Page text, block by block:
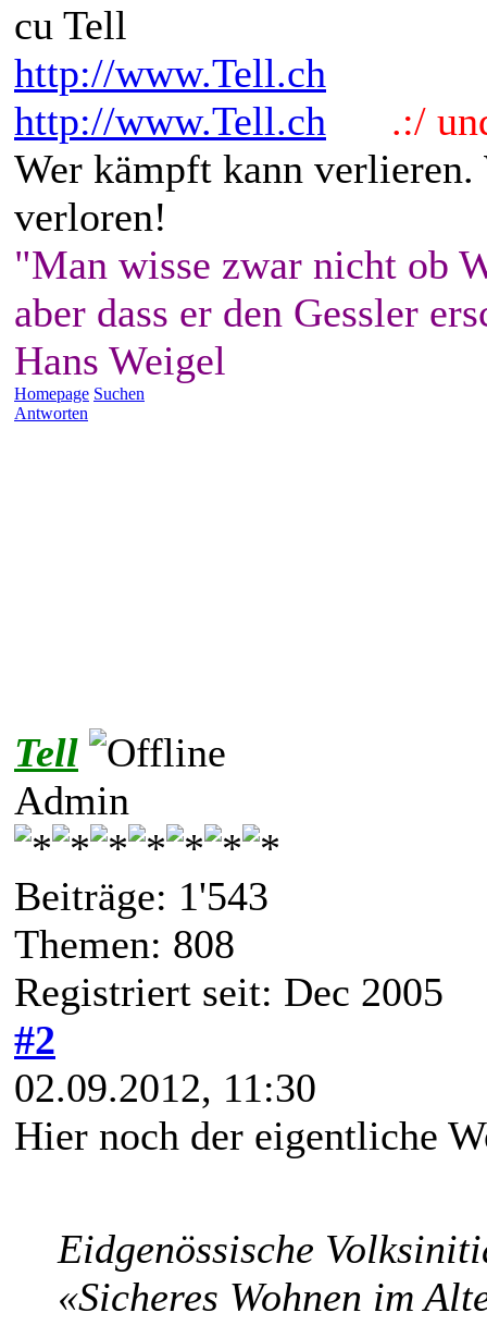
cu Tell
http://www.Tell.ch
http://www.Tell.ch
.:/
Wer kämpft kann
verloren!
"Man wisse zwar nicht ob
aber dass er den Gessler
Hans Weigel
Homepage Suchen
Antworten
Tell
Admin
Beiträge: 1'543
Themen: 808
Registriert seit: Dec 2005
#2
02.09.2012, 11:30
Hier noch der eigentliche
Eidgenössische
«Sicheres Wohnen im